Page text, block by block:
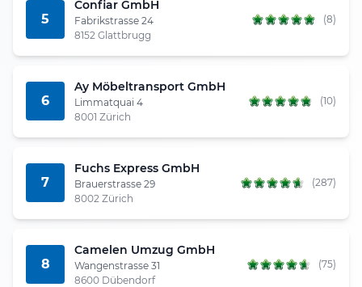
5
Confiar GmbH
Fabrikstrasse 24
8152 Glattbrugg
(8)
6
Ay Möbeltransport GmbH
Limmatquai 4
8001 Zürich
(10)
7
Fuchs Express GmbH
Brauerstrasse 29
8002 Zürich
(287)
8
Camelen Umzug GmbH
Wangenstrasse 31
8600 Dübendorf
(75)